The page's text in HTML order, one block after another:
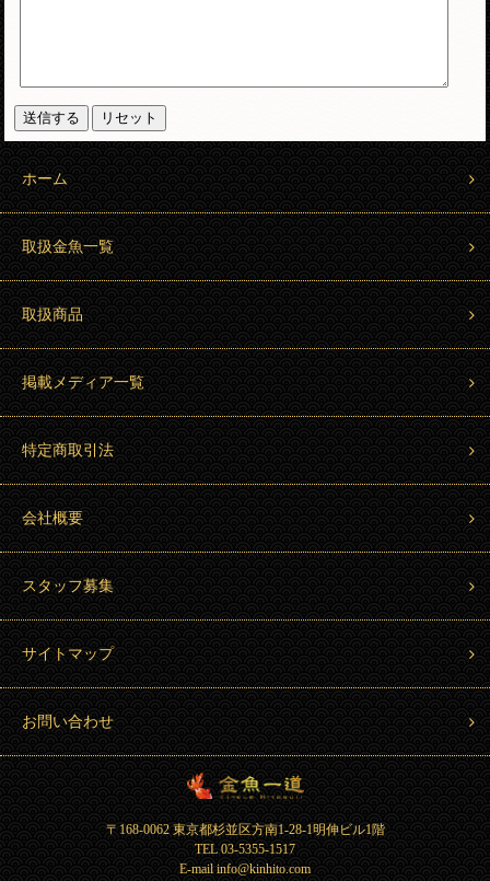
ホーム
取扱金魚一覧
取扱商品
掲載メディア一覧
特定商取引法
会社概要
スタッフ募集
サイトマップ
お問い合わせ
〒168-0062 東京都杉並区方南1-28-1明伸ビル1階
TEL 03-5355-1517
E-mail info@kinhito.com